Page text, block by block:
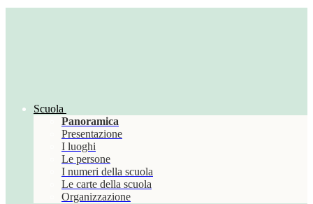
Scuola
Panoramica
Presentazione
I luoghi
Le persone
I numeri della scuola
Le carte della scuola
Organizzazione